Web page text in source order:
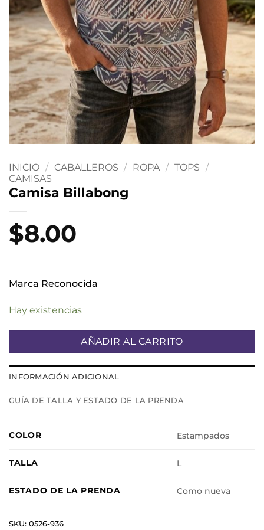
INICIO / CABALLEROS / ROPA / TOPS /
CAMISAS
Camisa Billabong
$8.00
Marca Reconocida
Hay existencias
AÑADIR AL CARRITO
INFORMACIÓN ADICIONAL
GUÍA DE TALLA Y ESTADO DE LA PRENDA
COLOR Estampados
TALLA L
ESTADO DE LA PRENDA Como nueva
SKU: 0526-936